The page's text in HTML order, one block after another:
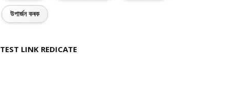
উপাৰ্জন কৰক
TEST LINK REDICATE